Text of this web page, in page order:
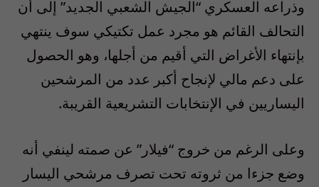
وذراعه العسكري “الجيش الشعبي الجديد” إلى أن
التحالف القائم هو مجرد عمل تكتيكي سوف ينتهي
بإنتهاء الأغراض التي أقيم من أجلها، وهو الحصول
على دعم مالي لإنجاح أكبر عدد من المرشحين
اليساريين في الإنتخابات التشريعية القريبة.
وعلى الرغم من خروج “فيلار” عن صمته لينفي أنه
وضع جزءا من ثروته تحت تصرف مرشحي اليسار